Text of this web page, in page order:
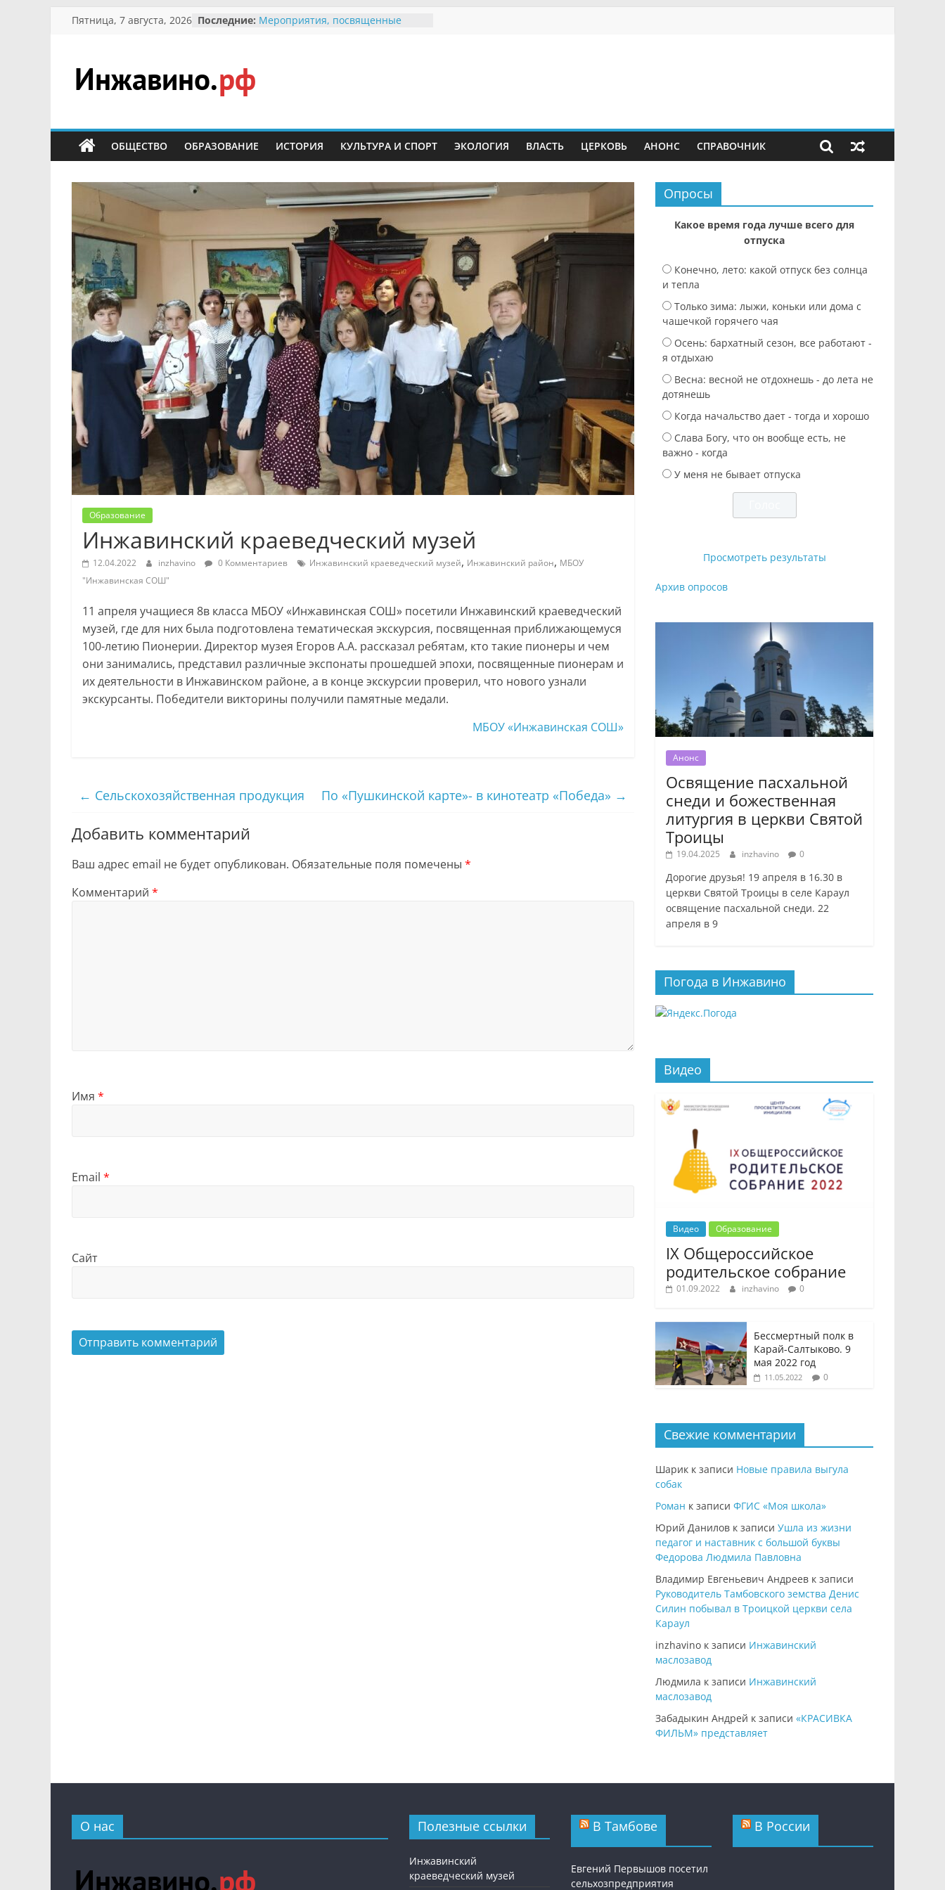
Перейти
Пятница, 7 августа, 2026 Последние: Мероприятия, посвященные
Безопасность в сети Интернет
Ученики приняли участие в
мероприятии «Сохраним
В вольере Воронинского
заповедника родились крапчатые
суслики
Инжавино.рф
сельский
портал
ОБЩЕСТВО ОБРАЗОВАНИЕ ИСТОРИЯ КУЛЬТУРА И СПОРТ ЭКОЛОГИЯ ВЛАСТЬ ЦЕРКОВЬ АНОНС СПРАВОЧНИК
Образование
Инжавинский краеведческий музей
12.04.2022 inzhavino 0 Комментариев Инжавинский краеведческий музей, Инжавинский район, МБОУ
"Инжавинская СОШ"
11 апреля учащиеся 8в класса МБОУ «Инжавинская СОШ» посетили Инжавинский краеведческий
музей, где для них была подготовлена тематическая экскурсия, посвященная приближающемуся
100-летию Пионерии. Директор музея Егоров А.А. рассказал ребятам, кто такие пионеры и чем
они занимались, представил различные экспонаты прошедшей эпохи, посвященные пионерам и
их деятельности в Инжавинском районе, а в конце экскурсии проверил, что нового узнали
экскурсанты. Победители викторины получили памятные медали.
МБОУ «Инжавинская СОШ»
← Сельскохозяйственная продукция По «Пушкинской карте»- в кинотеатр «Победа» →
Добавить комментарий
Ваш адрес email не будет опубликован. Обязательные поля помечены *
Комментарий *
Имя *
Email *
Сайт
Опросы
Какое время года лучше всего для
отпуска
Конечно, лето: какой отпуск без солнца
и тепла
Только зима: лыжи, коньки или дома с
чашечкой горячего чая
Осень: бархатный сезон, все работают -
я отдыхаю
Весна: весной не отдохнешь - до лета не
дотянешь
Когда начальство дает - тогда и хорошо
Слава Богу, что он вообще есть, не
важно - когда
У меня не бывает отпуска
Просмотреть результаты
Архив опросов
Анонс
Освящение пасхальной
снеди и божественная
литургия в церкви Святой
Троицы
19.04.2025 inzhavino 0
Дорогие друзья! 19 апреля в 16.30 в
церкви Святой Троицы в селе Караул
освящение пасхальной снеди. 22
апреля в 9
Погода в Инжавино
Видео
Видео Образование
IX Общероссийское
родительское собрание
01.09.2022 inzhavino 0
Бессмертный полк в
Карай-Салтыково. 9
мая 2022 год
11.05.2022 0
Свежие комментарии
Шарик к записи Новые правила выгула
собак
Роман к записи ФГИС «Моя школа»
Юрий Данилов к записи Ушла из жизни
педагог и наставник с большой буквы
Федорова Людмила Павловна
Владимир Евгеньевич Андреев к записи
Руководитель Тамбовского земства Денис
Силин побывал в Троицкой церкви села
Караул
inzhavino к записи Инжавинский
маслозавод
Людмила к записи Инжавинский
маслозавод
Забадыкин Андрей к записи «КРАСИВКА
ФИЛЬМ» представляет
О нас Полезные ссылки
Инжавинский
краеведческий музей
В Тамбове
Евгений Первышов посетил
сельхозпредприятия
В России